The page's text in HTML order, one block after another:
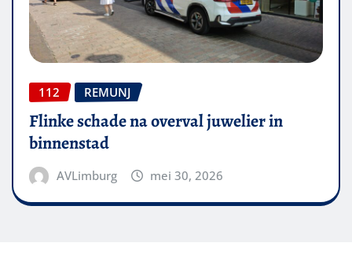
112 REMUNJ
Flinke schade na overval juwelier in
binnenstad
AVLimburg mei 30, 2026